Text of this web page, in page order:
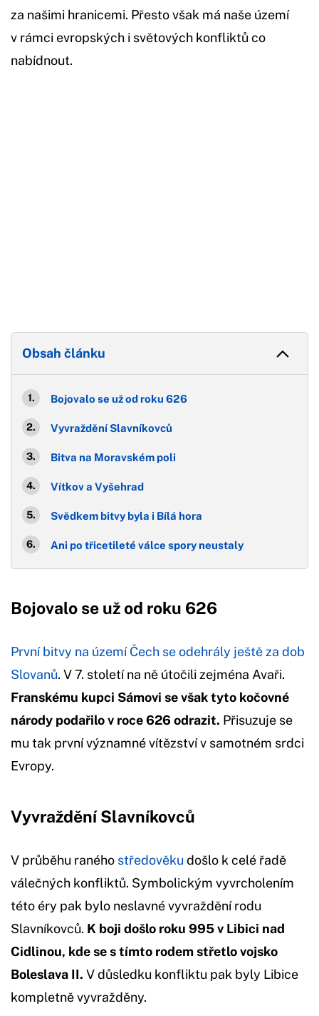
za našimi hranicemi. Přesto však má naše území
v rámci evropských i světových konfliktů co
nabídnout.
Obsah článku
Bojovalo se už od roku 626
Vyvraždění Slavníkovců
Bitva na Moravském poli
Vítkov a Vyšehrad
Svědkem bitvy byla i Bílá hora
Ani po třicetileté válce spory neustaly
Bojovalo se už od roku 626
První bitvy na území Čech se odehrály ještě za dob
Slovanů. V 7. století na ně útočili zejména Avaři.
Franskému kupci Sámovi se však tyto kočovné
národy podařilo v roce 626 odrazit. Přisuzuje se
mu tak první významné vítězství v samotném srdci
Evropy.
Vyvraždění Slavníkovců
V průběhu raného středověku došlo k celé řadě
válečných konfliktů. Symbolickým vyvrcholením
této éry pak bylo neslavné vyvraždění rodu
Slavníkovců. K boji došlo roku 995 v Libici nad
Cidlinou, kde se s tímto rodem střetlo vojsko
Boleslava II. V důsledku konfliktu pak byly Libice
kompletně vyvražděny.